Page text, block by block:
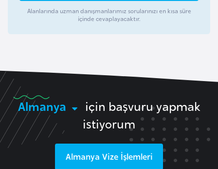
Alanlarında uzman danışmanlarımız sorularınızı en kısa süre
içinde cevaplayacaktır.
Almanya
için başvuru yapmak
istiyorum
Almanya Vize İşlemleri
n
a
n
d
i